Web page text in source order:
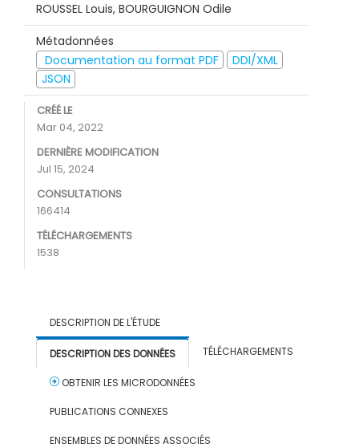
ROUSSEL Louis, BOURGUIGNON Odile
Métadonnées
Documentation au format PDF
DDI/XML
JSON
CRÉÉ LE
Mar 04, 2022
DERNIÈRE MODIFICATION
Jul 15, 2024
CONSULTATIONS
166414
TÉLÉCHARGEMENTS
1538
DESCRIPTION DE L'ÉTUDE
DESCRIPTION DES DONNÉES TÉLÉCHARGEMENTS
OBTENIR LES MICRODONNÉES
PUBLICATIONS CONNEXES
ENSEMBLES DE DONNÉES ASSOCIÉS